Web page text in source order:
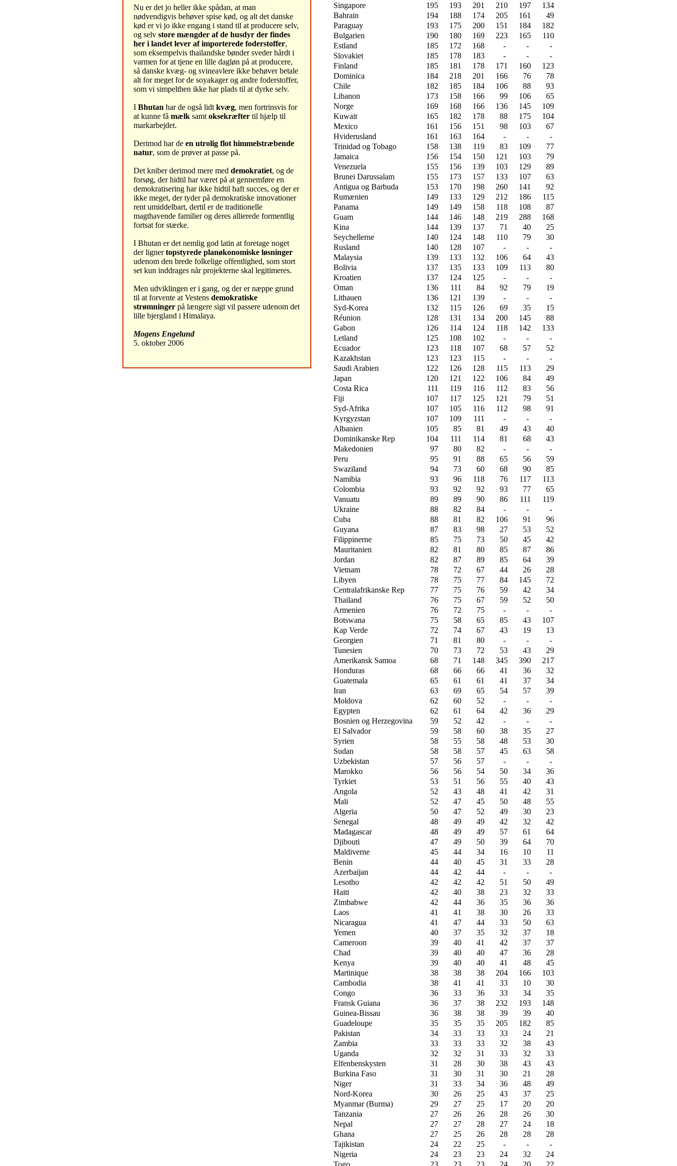
Nu er det jo heller ikke spådan, at man
nødvendigvis behøver spise kød, og alt det danske
kød er vi jo ikke engang i stand til at producere selv,
og selv store mængder af de husdyr der findes
her i landet lever af importerede foderstoffer,
som eksempelvis thailandske bønder sveder hårdt i
varmen for at tjene en lille dagløn på at producere,
så danske kvæg- og svineavlere ikke behøver betale
alt for meget for de soyakager og andre foderstoffer,
som vi simpelthen ikke har plads til at dyrke selv.
I Bhutanhar de også lidtkvæg, men fortrinsvis for
at kunne få mælksamtoksekræftertil hjælp til
markarbejdet.
Derimod har de en utrolig flot himmelstræbende
natur, som de prøver at passe på.
Det kniber derimod mere med demokratiet, og de
forsøg, der hidtil har været på at gennemføre en
demokratisering har ikke hidtil haft succes, og der er
ikke meget, der tyder på demokratiske innovationer
rent umiddelbart, dertil er de traditionelle
magthavende familier og deres allierede formentlig
fortsat for stærke.
I Bhutan er det nemlig god latin at foretage noget
der lignertopstyrede planøkonomiske løsninger
udenom den brede folkelige offentlighed, som stort
set kun inddrages når projekterne skal legitimeres.
Men udviklingen er i gang, og der er næppe grund
til at forvente at Vestens demokratiske
strømningerpå længere sigt vil passere udenom det
lille bjergland i Himalaya.
Mogens Engelund
5. oktober 2006
Singapore
195 193 201 210 197
134
Bahrain
194 188 174 205 161
49
Paraguay
193 175 200 151 184
182
Bulgarien
190 180 169 223 165
110
Estland
185 172 168 - -
-
Slovakiet
185 178 183 - -
-
Finland
185 181 178 171 160
123
Dominica
184 218 201 166 76
78
Chile
182 185 184 106 88
93
Libanon
173 158 166 99 106
65
Norge
169 168 166 136 145
109
Kuwait
165 182 178 88 175
104
Mexico
161 156 151 98 103
67
Hviderusland
161 163 164 - -
-
Trinidad og Tobago
158 138 119 83 109
77
Jamaica
156 154 150 121 103
79
Venezuela
155 156 139 103 129
89
Brunei Darussalam
155 173 157 133 107
63
Antigua og Barbuda
153 170 198 260 141
92
Rumænien
149 133 129 212 186
115
Panama
149 149 158 118 108
87
Guam
144 146 148 219 288
168
Kina
144 139 137 71 40
25
Seychellerne
140 124 148 110 79
30
Rusland
140 128 107 - -
-
Malaysia
139 133 132 106 64
43
Bolivia
137 135 133 109 113
80
Kroatien
137 124 125 - -
-
Oman
136 111 84 92 79
19
Lithauen
136 121 139 - -
-
Syd-Korea
132 115 126 69 35
15
Réunion
128 131 134 200 145
88
Gabon
126 114 124 118 142
133
Letland
125 108 102 - -
-
Ecuador
123 118 107 68 57
52
Kazakhstan
123 123 115 - -
-
Saudi Arabien
122 126 128 115 113
29
Japan
120 121 122 106 84
49
Costa Rica
111 119 116 112 83
56
Fiji
107 117 125 121 79
51
Syd-Afrika
107 105 116 112 98
91
Kyrgyzstan
107 109 111 - -
-
Albanien
105 85 81 49 43
40
Dominikanske Rep
104 111 114 81 68
43
Makedonien
97 80 82 - -
-
Peru
95 91 88 65 56
59
Swaziland
94 73 60 68 90
85
Namibia
93 96 118 76 117
113
Colombia
93 92 92 93 77
65
Vanuatu
89 89 90 86 111
119
Ukraine
88 82 84 - -
-
Cuba
88 81 82 106 91
96
Guyana
87 83 98 27 53
52
Filippinerne
85 75 73 50 45
42
Mauritanien
82 81 80 85 87
86
Jordan
82 87 89 85 64
39
Vietnam
78 72 67 44 26
28
Libyen
78 75 77 84 145
72
Centralafrikanske Rep
77 75 76 59 42
34
Thailand
76 75 67 59 52
50
Armenien
76 72 75 - -
-
Botswana
75 58 65 85 43
107
Kap Verde
72 74 67 43 19
13
Georgien
71 81 80 - -
-
Tunesien
70 73 72 53 43
29
Amerikansk Samoa
68 71 148 345 390
217
Honduras
68 66 66 41 36
32
Guatemala
65 61 61 41 37
34
Iran
63 69 65 54 57
39
Moldova
62 60 52 - -
-
Egypten
62 61 64 42 36
29
Bosnien og Herzegovina
59 52 42 - -
-
El Salvador
59 58 60 38 35
27
Syrien
58 55 58 48 53
30
Sudan
58 58 57 45 63
58
Uzbekistan
57 56 57 - -
-
Marokko
56 56 54 50 34
36
Tyrkiet
53 51 56 55 40
43
Angola
52 43 48 41 42
31
Mali
52 47 45 50 48
55
Algeria
50 47 52 49 30
23
Senegal
48 49 49 42 32
42
Madagascar
48 49 49 57 61
64
Djibouti
47 49 50 39 64
70
Maldiverne
45 44 34 16 10
11
Benin
44 40 45 31 33
28
Azerbaijan
44 42 44 - -
-
Lesotho
42 42 42 51 50
49
Haiti
42 40 38 23 32
33
Zimbabwe
42 44 36 35 36
36
Laos
41 41 38 30 26
33
Nicaragua
41 47 44 33 50
63
Yemen
40 37 35 32 37
18
Cameroon
39 40 41 42 37
37
Chad
39 40 40 47 36
28
Kenya
39 40 40 41 48
45
Martinique
38 38 38 204 166
103
Cambodia
38 41 41 33 10
30
Congo
36 33 36 33 34
35
Fransk Guiana
36 37 38 232 193
148
Guinea-Bissau
36 38 38 39 39
40
Guadeloupe
35 35 35 205 182
85
Pakistan
34 33 33 33 24
21
Zambia
33 33 33 32 38
43
Uganda
32 32 31 33 32
33
Elfenbenskysten
31 28 30 38 43
43
Burkina Faso
31 30 31 30 21
28
Niger
31 33 34 36 48
49
Nord-Korea
30 26 25 43 37
25
Myanmar (Burma)
29 27 25 17 20
20
Tanzania
27 26 26 28 26
30
Nepal
27 27 28 27 24
18
Ghana
27 25 26 28 28
28
Tajikistan
24 22 25 - -
-
Nigeria
24 23 23 24 32
24
Togo
23 23 23 24 20 22